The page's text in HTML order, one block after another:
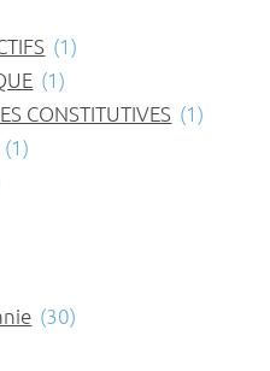
(1)
(1)
CONSTITUTIVES (1)
(1)
(30)